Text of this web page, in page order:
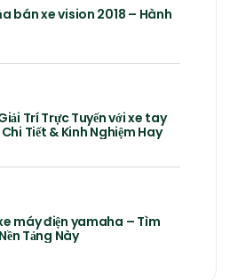
bán xe vision 2018 – Hành
Trí Trực Tuyến với xe tay
Tiết & Kinh Nghiệm Hay
máy điện yamaha – Tìm
Tảng Này